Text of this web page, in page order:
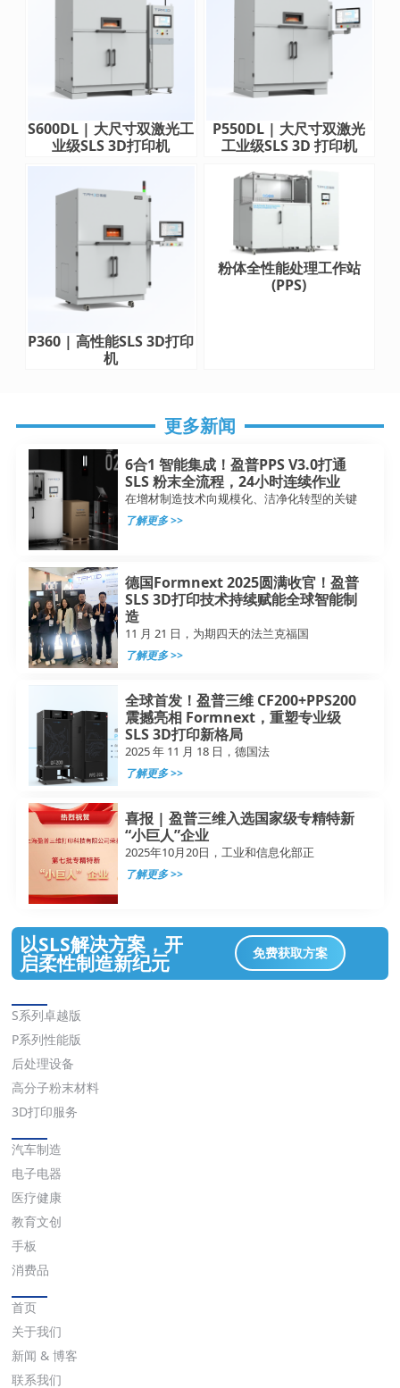
S600DL | 大尺寸双激光工
业级SLS 3D打印机
P550DL | 大尺寸双激光
工业级SLS 3D 打印机
P360 | 高性能SLS 3D打印
机
粉体全性能处理工作站
(PPS)
更多新闻
6合1 智能集成！盈普PPS V3.0打通
SLS 粉末全流程，24小时连续作业
在增材制造技术向规模化、洁净化转型的关键
了解更多 >>
德国Formnext 2025圆满收官！盈普
SLS 3D打印技术持续赋能全球智能制
造
11 月 21 日，为期四天的法兰克福国
了解更多 >>
全球首发！盈普三维 CF200+PPS200
震撼亮相 Formnext，重塑专业级
SLS 3D打印新格局
2025 年 11 月 18 日，德国法
了解更多 >>
喜报 | 盈普三维入选国家级专精特新
“小巨人”企业
2025年10月20日，工业和信息化部正
了解更多 >>
以SLS解决方案，开
启柔性制造新纪元 免费获取方案
S系列卓越版
P系列性能版
后处理设备
高分子粉末材料
3D打印服务
汽车制造
电子电器
医疗健康
教育文创
手板
消费品
首页
关于我们
新闻 & 博客
联系我们